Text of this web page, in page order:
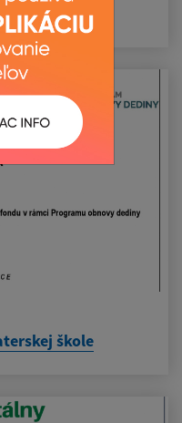
– Tušice
škole